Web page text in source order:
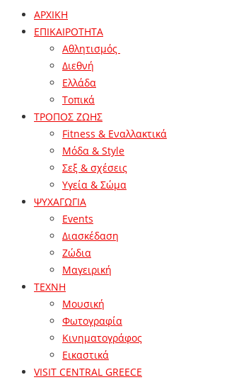
ΑΡΧΙΚΗ
ΕΠΙΚΑΙΡΟΤΗΤΑ
Αθλητισμός
Διεθνή
Ελλάδα
Τοπικά
ΤΡΟΠΟΣ ΖΩΗΣ
Fitness & Εναλλακτικά
Μόδα & Style
Σεξ & σχέσεις
Υγεία & Σώμα
ΨΥΧΑΓΩΓΙΑ
Events
Διασκέδαση
Ζώδια
Μαγειρική
ΤΕΧΝΗ
Μουσική
Φωτογραφία
Κινηματογράφος
Εικαστικά
VISIT CENTRAL GREECE